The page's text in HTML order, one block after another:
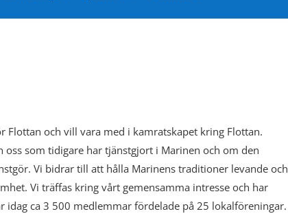
Flottan och vill vara med i kamratskapet kring Flottan.
som tidigare har tjänstgjort i Marinen och om den
Vi bidrar till att hålla Marinens traditioner levande och
Vi träffas kring vårt gemensamma intresse och har
ca 3 500 medlemmar fördelade på 25 lokalföreningar.